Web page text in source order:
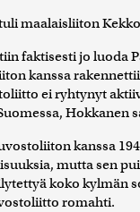
maalaisliiton
faktisesti jo luoda
kanssa
ei ryhtynyt
Hokkanen
kanssa
mutta sen
koko kylmän
romahti.